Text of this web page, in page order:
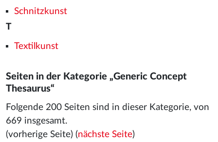
Schnitzkunst
T
Textilkunst
Seiten in der Kategorie „Generic Concept
Thesaurus“
Folgende 200 Seiten sind in dieser Kategorie, von
669 insgesamt.
(vorherige Seite) (nächste Seite)